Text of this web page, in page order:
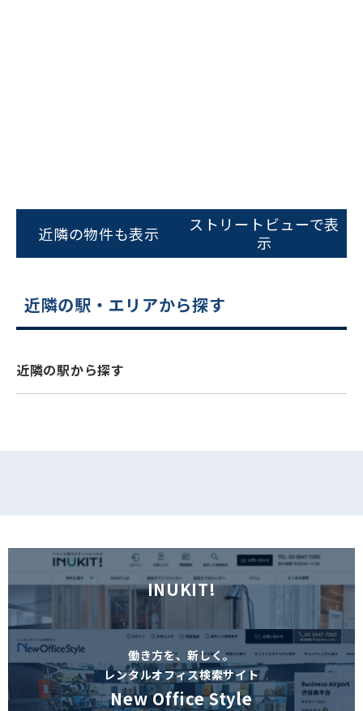
スムーズにご案内できます
0120-620-213
電話でお問い合わせ
近隣の物件も表示
ストリートビューで表
示
近隣の駅・エリアから探す
近隣の駅から探す
INUKIT!
働き方を、新しく。
レンタルオフィス検索サイト
New Office Style